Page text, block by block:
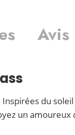
Avis
Inspirées du
un